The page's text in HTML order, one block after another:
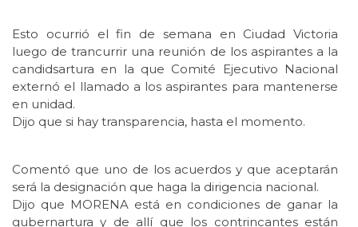
Esto ocurrió el fin de semana en Ciudad Victoria
luego de trancurrir una reunión de los aspirantes a la
candidsartura en la que Comité Ejecutivo Nacional
externó el llamado a los aspirantes para mantenerse
en unidad.
Dijo que si hay transparencia, hasta el momento.
Comentó que uno de los acuerdos y que aceptarán
será la designación que haga la dirigencia nacional.
Dijo que MORENA está en condiciones de ganar la
gubernartura y de allí que los contrincantes están